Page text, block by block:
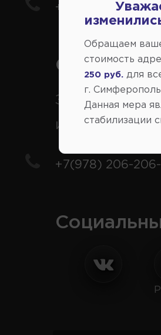
+7(978) 206-206-
Заказ шин,
иномарки
+7(978) 206-
Обращаем
стоимость
250 руб.
для
г.
Данная мера
стабилизации